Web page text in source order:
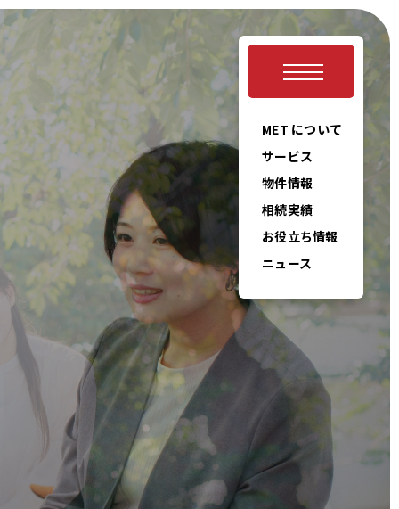
MET について
サービス
物件情報
相続実績
お役立ち情報
ニュース